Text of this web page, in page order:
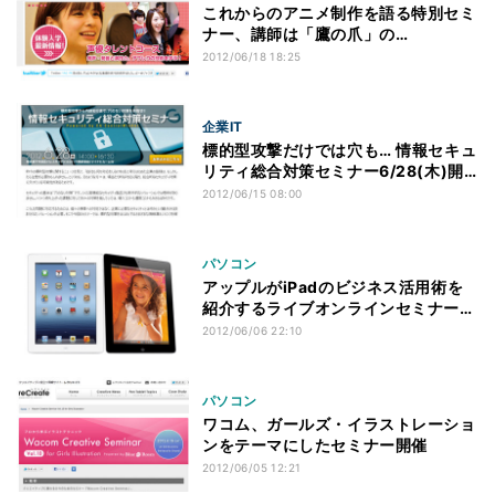
これからのアニメ制作を語る特別セミ
ナー、講師は「鷹の爪」の
FROGMANら
2012/06/18 18:25
企業IT
標的型攻撃だけでは穴も… 情報セキュ
リティ総合対策セミナー6/28(木)開
催
2012/06/15 08:00
パソコン
アップルがiPadのビジネス活用術を
紹介するライブオンラインセミナーを
開催
2012/06/06 22:10
パソコン
ワコム、ガールズ・イラストレーショ
ンをテーマにしたセミナー開催
2012/06/05 12:21